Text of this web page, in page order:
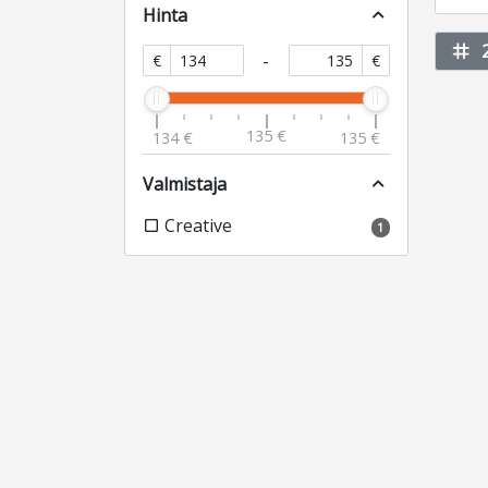
Hinta expand_less
€ - €
134 € 135 € 135 €
Valmistaja expand_less
check_box_outline_blank Creative 1
tag